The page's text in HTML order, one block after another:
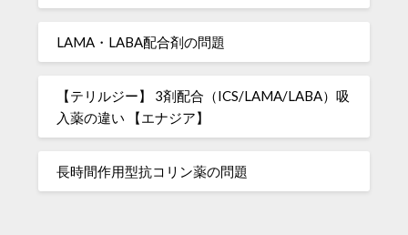
LAMA・LABA配合剤の問題
【テリルジー】 3剤配合（ICS/LAMA/LABA）吸
入薬の違い 【エナジア】
長時間作用型抗コリン薬の問題